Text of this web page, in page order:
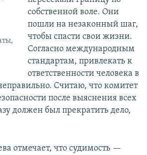
собственной воле. Они
пошли на незаконный шаг,
чтобы спасти свои жизни.
Согласно международным
стандартам, привлекать к
ответственности человека в
Считаю, что комитет
после выяснения всех
должен был прекратить дело,
отмечает, что судимость —